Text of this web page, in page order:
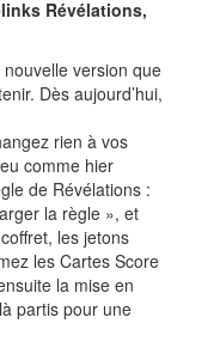
Révélations,
version que
Dès aujourd’hui,
rien à vos
comme hier
de Révélations :
la règle », et
les jetons
les Cartes Score
la mise en
partis pour une